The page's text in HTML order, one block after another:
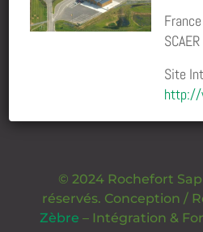
SCAER
Site
http://
© 2024 Rochefort
réservés. Conception /
Zèbre – Intégration &